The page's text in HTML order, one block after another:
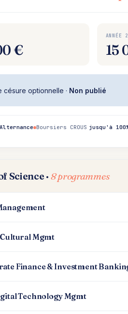
€
ANNÉE 2
15
césure optionnelle · Non publié
Alternance Boursiers CROUS jusqu'à
Science · 8 programmes
Mgmt
Finance & Investment
Technology Mgmt